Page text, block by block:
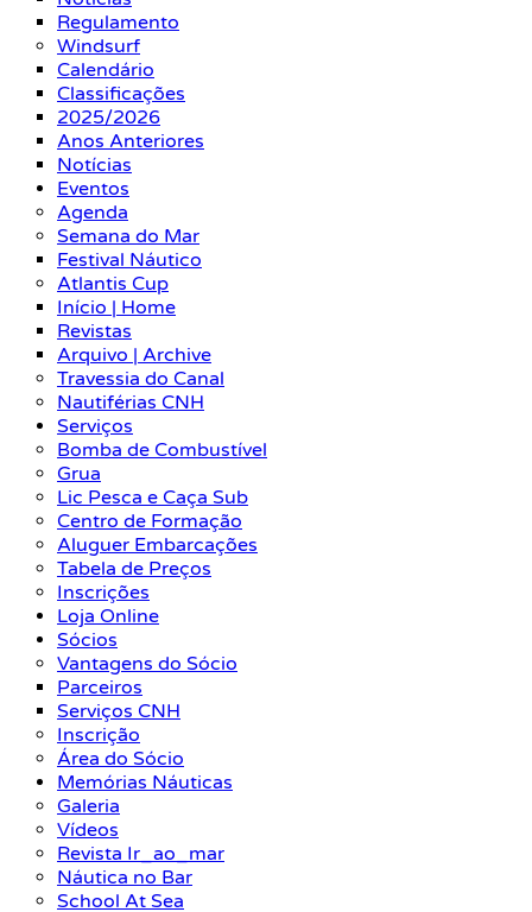
Regulamento
Windsurf
Calendário
Classificações
2025/2026
Anos Anteriores
Notícias
Eventos
Agenda
Semana do Mar
Festival Náutico
Atlantis Cup
Início | Home
Revistas
Arquivo | Archive
Travessia do Canal
Nautiférias CNH
Serviços
Bomba de Combustível
Grua
Lic Pesca e Caça Sub
Centro de Formação
Aluguer Embarcações
Tabela de Preços
Inscrições
Loja Online
Sócios
Vantagens do Sócio
Parceiros
Serviços CNH
Inscrição
Área do Sócio
Memórias Náuticas
Galeria
Vídeos
Revista Ir_ao_mar
Náutica no Bar
School At Sea